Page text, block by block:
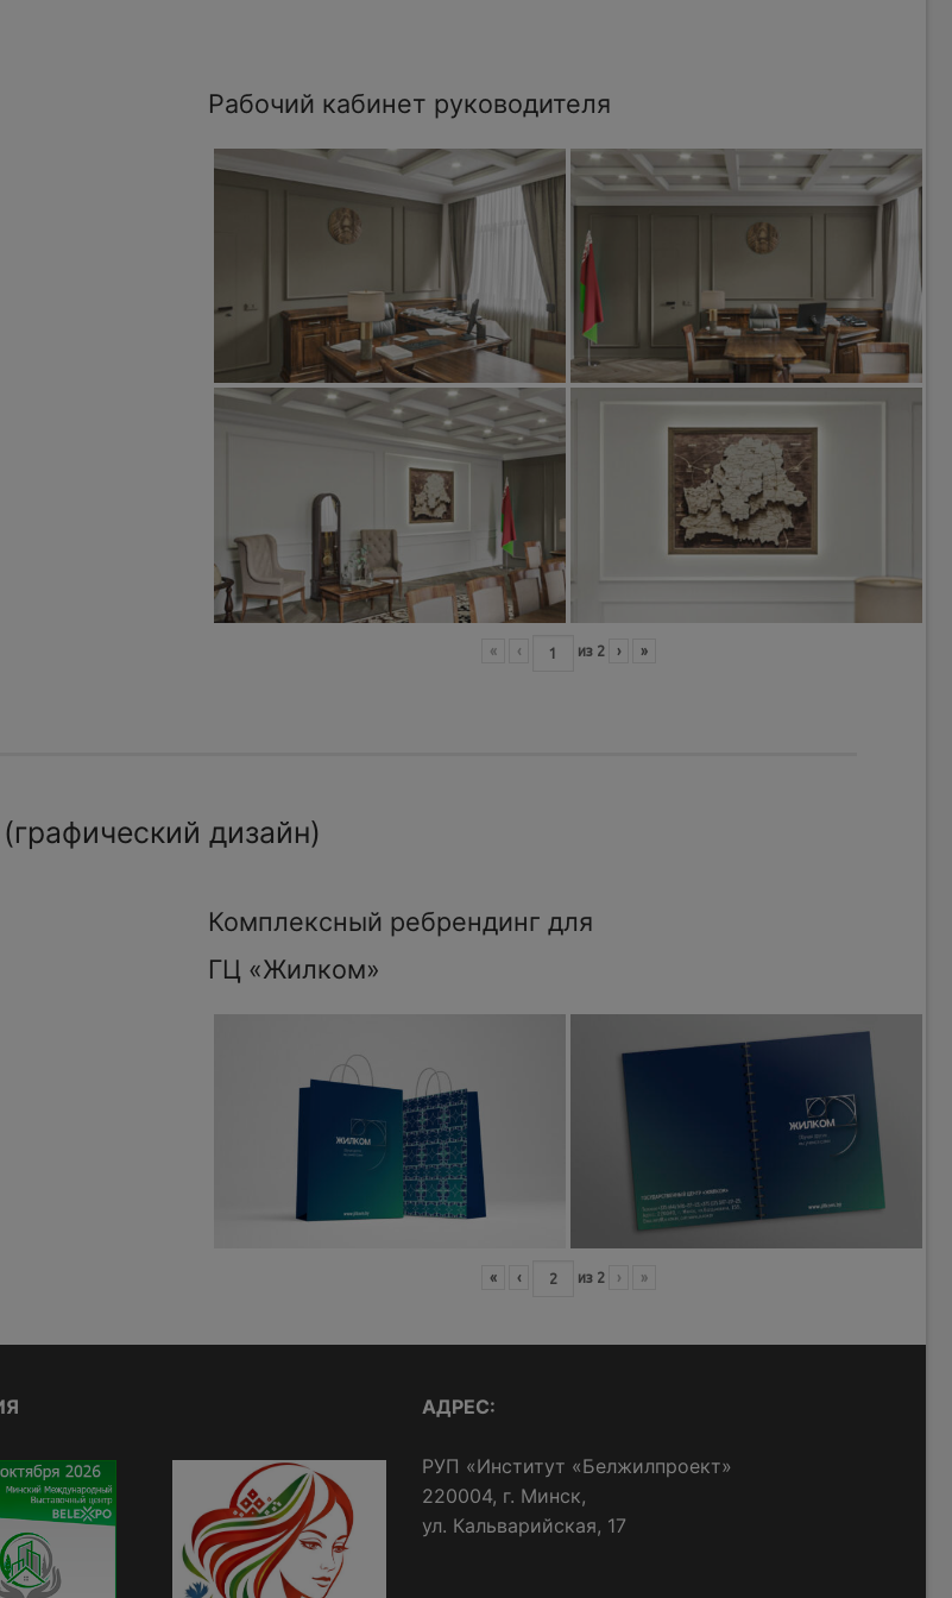
Рабочий кабинет руководителя
« ‹ из 2 › »
дизайн)
Комплексный ребрендинг для
ГЦ «Жилком»
« ‹ из 2 › »
АДРЕС:
РУП «Институт «Белжилпроект»
220004, г. Минск,
ул. Кальварийская, 17